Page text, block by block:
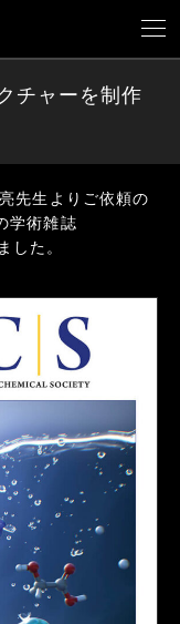
チャーを制作
先生よりご依頼の
学術雑誌
た。